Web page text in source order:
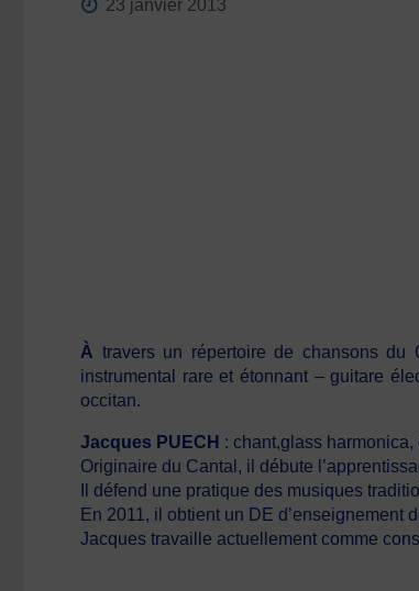
23 janvier 2013
À travers un répertoire de chansons du
instrumental rare et étonnant – guitare
occitan.
Jacques PUECH : chant,glass harmonica,
Originaire du Cantal, il débute
Il défend une pratique des musiques
En 2011, il obtient un DE d’enseignement
Jacques travaille actuellement comme